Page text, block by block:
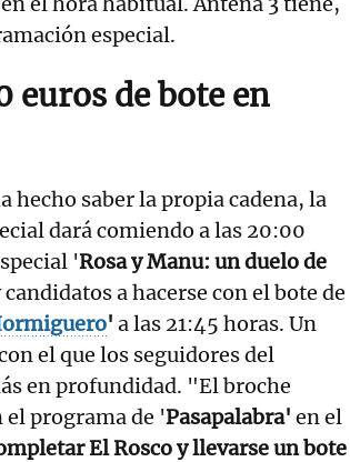
especial.
euros de bote en
hecho saber la propia cadena, la
dará comiendo a las 20:00
'Rosa y Manu: un duelo de
a hacerse con el bote de
' a las 21:45 horas. Un
el que los seguidores del
en profundidad. "El broche
el programa de 'Pasapalabra' en el
El Rosco y llevarse un bote